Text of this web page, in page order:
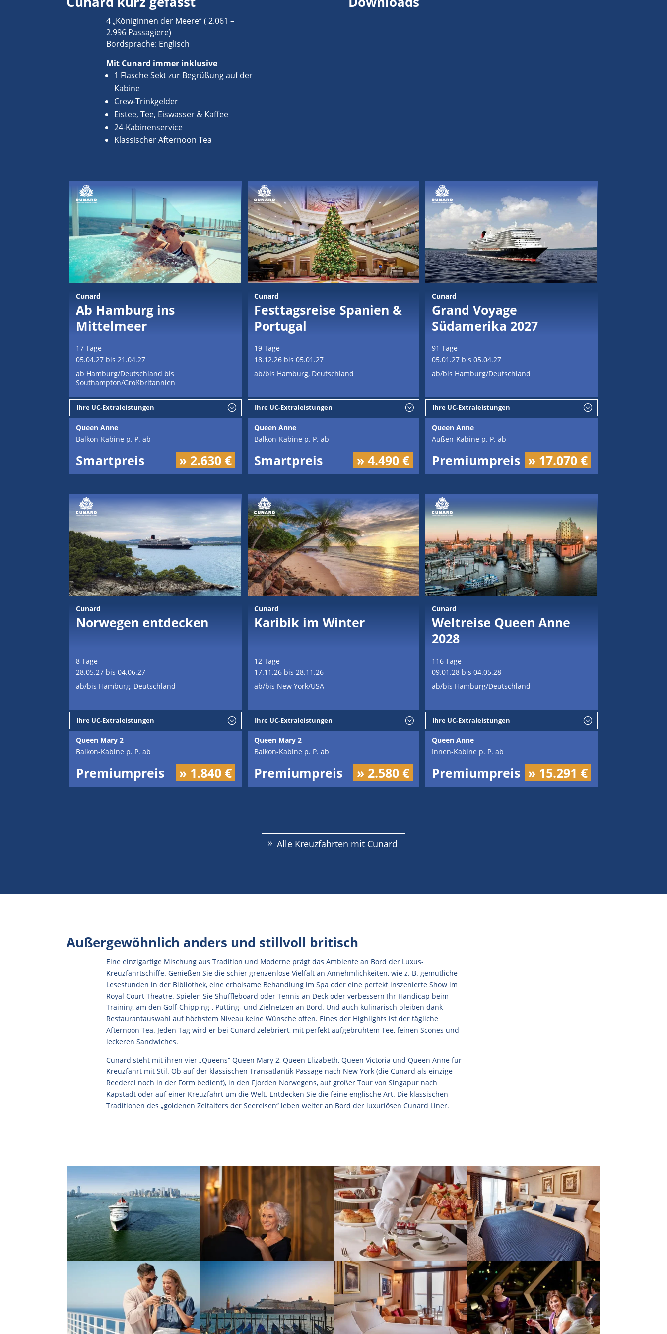
4 „Königinnen der Meere“ ( 2.061 –
2.996 Passagiere)
Bordsprache: Englisch
Mit Cunard immer inklusive
1 Flasche Sekt zur Begrüßung auf der
Kabine
Crew-Trinkgelder
Eistee, Tee, Eiswasser & Kaffee
24-Kabinenservice
Klassischer Afternoon Tea
Cunard
Ab Hamburg ins
Mittelmeer
17 Tage
05.04.27 bis 21.04.27
ab Hamburg/Deutschland bis
Southampton/Großbritannien
Ihre UC-Extraleistungen
Queen Anne
Balkon-Kabine p. P. ab
Smartpreis » 2.630 €
Cunard
Festtagsreise Spanien &
Portugal
19 Tage
18.12.26 bis 05.01.27
ab/bis Hamburg, Deutschland
Ihre UC-Extraleistungen
Queen Anne
Balkon-Kabine p. P. ab
Smartpreis » 4.490 €
Cunard
Grand Voyage
Südamerika 2027
91 Tage
05.01.27 bis 05.04.27
ab/bis Hamburg/Deutschland
Ihre UC-Extraleistungen
Queen Anne
Außen-Kabine p. P. ab
Premiumpreis » 17.070 €
Cunard
Norwegen entdecken
8 Tage
28.05.27 bis 04.06.27
ab/bis Hamburg, Deutschland
Ihre UC-Extraleistungen
Queen Mary 2
Balkon-Kabine p. P. ab
Premiumpreis » 1.840 €
Cunard
Karibik im Winter
12 Tage
17.11.26 bis 28.11.26
ab/bis New York/USA
Ihre UC-Extraleistungen
Queen Mary 2
Balkon-Kabine p. P. ab
Premiumpreis » 2.580 €
Cunard
Weltreise Queen Anne
2028
116 Tage
09.01.28 bis 04.05.28
ab/bis Hamburg/Deutschland
Ihre UC-Extraleistungen
Queen Anne
Innen-Kabine p. P. ab
Premiumpreis » 15.291 €
Alle Kreuzfahrten mit Cunard
Außergewöhnlich anders und stillvoll britisch
Eine einzigartige Mischung aus Tradition und Moderne prägt das Ambiente an Bord der Luxus-
Kreuzfahrtschiffe. Genießen Sie die schier grenzenlose Vielfalt an Annehmlichkeiten, wie z. B. gemütliche
Lesestunden in der Bibliothek, eine erholsame Behandlung im Spa oder eine perfekt inszenierte Show im
Royal Court Theatre. Spielen Sie Shuffleboard oder Tennis an Deck oder verbessern Ihr Handicap beim
Training am den Golf-Chipping-, Putting- und Zielnetzen an Bord. Und auch kulinarisch bleiben dank
Restaurantauswahl auf höchstem Niveau keine Wünsche offen. Eines der Highlights ist der tägliche
Afternoon Tea. Jeden Tag wird er bei Cunard zelebriert, mit perfekt aufgebrühtem Tee, feinen Scones und
leckeren Sandwiches.
Cunard steht mit ihren vier „Queens“ Queen Mary 2, Queen Elizabeth, Queen Victoria und Queen Anne für
Kreuzfahrt mit Stil. Ob auf der klassischen Transatlantik-Passage nach New York (die Cunard als einzige
Reederei noch in der Form bedient), in den Fjorden Norwegens, auf großer Tour von Singapur nach
Kapstadt oder auf einer Kreuzfahrt um die Welt. Entdecken Sie die feine englische Art. Die klassischen
Traditionen des „goldenen Zeitalters der Seereisen“ leben weiter an Bord der luxuriösen Cunard Liner.